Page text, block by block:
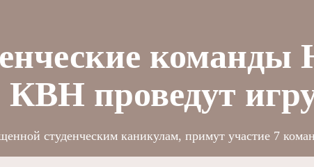
команды
КВН проведут
студенческим каникулам, примут участие 7